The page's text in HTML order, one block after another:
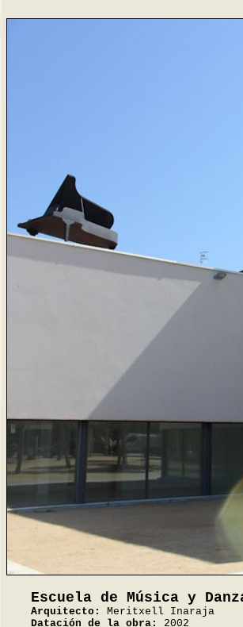
Escuela de Música y
Arquitecto:
Meritxell Inaraja
Datación de la obra:
2002